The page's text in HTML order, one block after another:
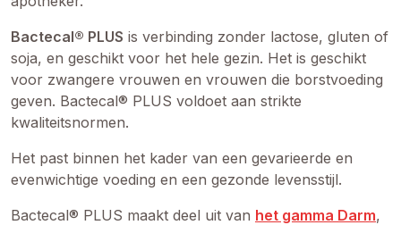
Bactecal® PLUS is verbinding zonder lactose, gluten of
soja, en geschikt voor het hele gezin. Het is geschikt
voor zwangere vrouwen en vrouwen die borstvoeding
geven. Bactecal® PLUS voldoet aan strikte
kwaliteitsnormen.
Het past binnen het kader van een gevarieerde en
evenwichtige voeding en een gezonde levensstijl.
Bactecal® PLUS maakt deel uit van het gamma Darm,